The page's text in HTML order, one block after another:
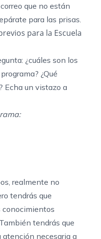
que no están
para las prisas.
para la Escuela
¿cuáles son los
¿Qué
Echa un vistazo a
realmente no
tendrás que
conocimientos
tendrás que
atención necesaria a